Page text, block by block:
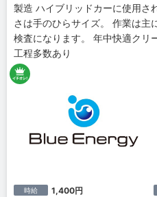
製造 ハイブリッドカーに使用さ
さは手のひらサイズ。 作業は主
検査になります。 年中快適クリ
工程多数あり
時給 1,400円